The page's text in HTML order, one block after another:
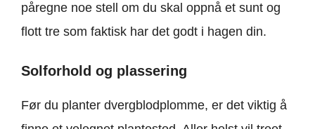
påregne noe stell om du skal oppnå et sunt og
flott tre som faktisk har det godt i hagen din.
Solforhold og plassering
Før du planter dvergblodplomme, er det viktig å